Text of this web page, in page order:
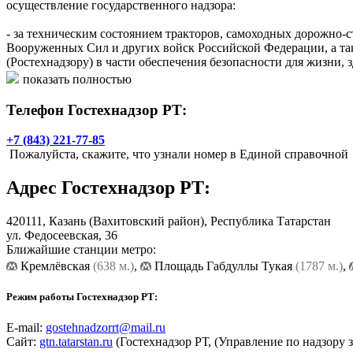
осуществление государственного надзора:
- за техническим состоянием тракторов, самоходных
Вооруженных Сил и других войск Российской Федерации, а
(Ростехнадзору) в части обеспечения безопасности для
- за соблюдением правил эксплуатации машин и
Управление осуществляет следующие основные функции:
- государственный надзор за техническим состоянием
независимо от их принадлежности (кроме машин
экологическому, технологическому и атомному надзору) по
имущества, охраны окружающей среды (кроме параметров,
- государственный надзор в агропромышленном комплексе за
эксплуатации машин и оборудования;
- государственный надзор в период ответственности
наличием соответствующего сертификата;
- государственная регистрация самоходной техники, а
- проведение периодических государственных технических
- выдача образовательным учреждениям свидетельств о
органами об аккредитации и выдаче указанным учреждениям
показать полностью
Телефон Гостехнадзор РТ:
+7 (843) 221-77-85
Пожалуйста, скажите, что узнали номер в Единой справочной
Адрес Гостехнадзор РТ:
420111, Казань (Вахитовский район), Республика Татарстан
ул. Федосеевская, 36
Ближайшие станции метро:
Кремлёвская (638 м.), Площадь Габдуллы Тукая (1787 м.),
Режим работы Гостехнадзор РТ:
E-mail: gostehnadzorrt@mail.ru
Сайт: gtn.tatarstan.ru (Гостехнадзор РТ, (Управление по